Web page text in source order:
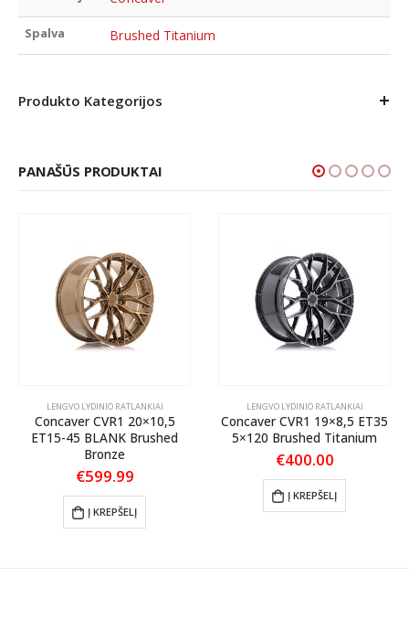
Spalva Brushed Titanium
Produkto Kategorijos
PANAŠŪS PRODUKTAI
LENGVO LYDINIO RATLANKIAI
Concaver CVR1 20×10,5
ET15-45 BLANK Brushed
Bronze
€599.99
Į KREPŠELĮ
LENGVO LYDINIO RATLANKIAI
Concaver CVR1 19×8,5 ET35
5×120 Brushed Titanium
€400.00
Į KREPŠELĮ